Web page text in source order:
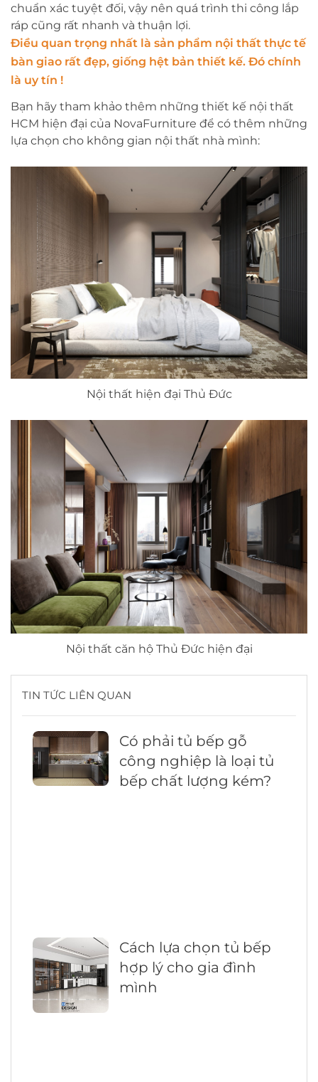
chuẩn xác tuyệt đối, vậy nên quá trình thi công lắp
ráp cũng rất nhanh và thuận lợi.
Điều quan trọng nhất là sản phẩm nội thất thực tế
bàn giao rất đẹp, giống hệt bản thiết kế. Đó chính
là uy tín !
Bạn hãy tham khảo thêm những thiết kế nội thất
HCM hiện đại của NovaFurniture để có thêm những
lựa chọn cho không gian nội thất nhà mình:
Nội thất hiện đại Thủ Đức
Nội thất căn hộ Thủ Đức hiện đại
TIN TỨC LIÊN QUAN
Có phải tủ bếp gỗ
công nghiệp là loại tủ
bếp chất lượng kém?
Cách lựa chọn tủ bếp
hợp lý cho gia đình
mình